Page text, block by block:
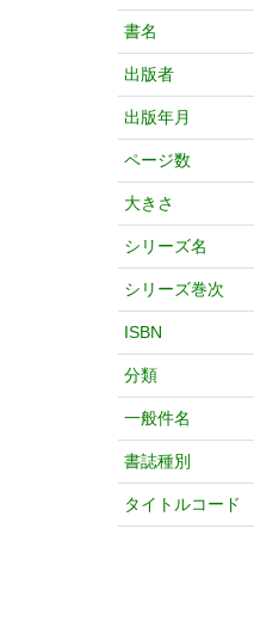
書名
出版者
出版年月
ページ数
大きさ
シリーズ名
シリーズ巻次
ISBN
分類
一般件名
書誌種別
タイトルコード